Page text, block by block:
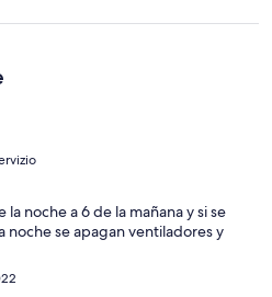
la noche a 6 de la mañana y si se
noche se apagan ventiladores y